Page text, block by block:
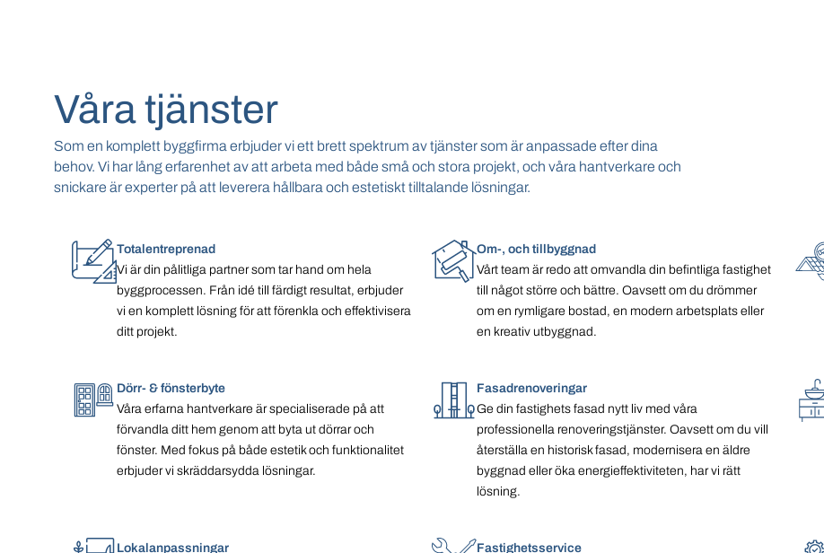
Våra tjänster
Som en komplett byggfirma erbjuder vi ett brett spektrum av tjänster som är anpassade efter dina
behov. Vi har lång erfarenhet av att arbeta med både små och stora projekt, och våra hantverkare och
snickare är experter på att leverera hållbara och estetiskt tilltalande lösningar.
Totalentreprenad
Vi är din pålitliga partner som tar hand om hela
byggprocessen. Från idé till färdigt resultat, erbjuder
vi en komplett lösning för att förenkla och effektivisera
ditt projekt.
Om-, och tillbyggnad
Vårt team är redo att omvandla din befintliga fastighet
till något större och bättre. Oavsett om du drömmer
om en rymligare bostad, en modern arbetsplats eller
en kreativ utbyggnad.
Dörr- & fönsterbyte
Våra erfarna hantverkare är specialiserade på att
förvandla ditt hem genom att byta ut dörrar och
fönster. Med fokus på både estetik och funktionalitet
erbjuder vi skräddarsydda lösningar.
Fasadrenoveringar
Ge din fastighets fasad nytt liv med våra
professionella renoveringstjänster. Oavsett om du vill
återställa en historisk fasad, modernisera en äldre
byggnad eller öka energieffektiviteten, har vi rätt
lösning.
Lokalanpassningar
Fastighetsservice